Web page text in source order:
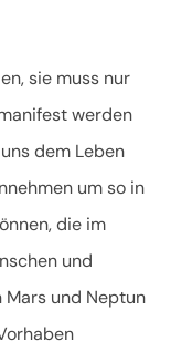
sie muss nur
werden
dem Leben
um so in
die im
und
Mars und Neptun